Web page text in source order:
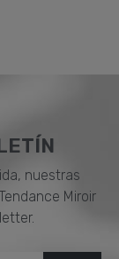
nuestras
Miroir